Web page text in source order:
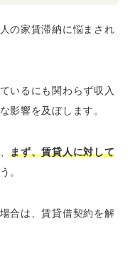
の家賃滞納に悩まされ
いるにも関わらず収入
影響を及ぼします。
まず、賃貸人に対して
。
合は、賃貸借契約を解